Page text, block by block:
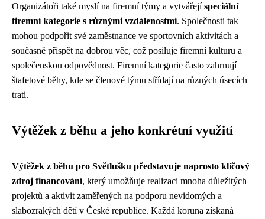
Organizátoři také myslí na firemní týmy a vytvářejíspeciální
firemní kategorie s různými vzdálenostmi. Společnosti tak
mohou podpořit své zaměstnance ve sportovních aktivitách a
současně přispět na dobrou věc, což posiluje firemní kulturu a
společenskou odpovědnost. Firemní kategorie často zahrnují
štafetové běhy, kde se členové týmu střídají na různých úsecích
trati.
Výtěžek z běhu a jeho konkrétní využití
Výtěžek z běhu pro Světlušku představuje naprosto klíčový
zdroj financování, který umožňuje realizaci mnoha důležitých
projektů a aktivit zaměřených na podporu nevidomých a
slabozrakých dětí v České republice. Každá koruna získaná